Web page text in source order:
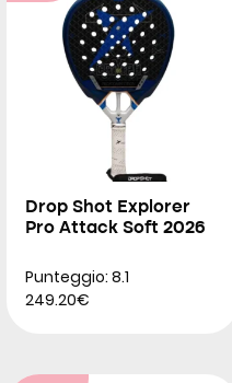
Drop Shot Explorer
Pro Attack Soft 2026
Punteggio: 8.1
249.20€